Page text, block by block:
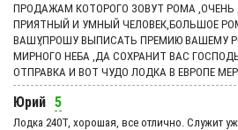
ПРОДАЖАМ КОТОРОГО ЗОВУТ РОМА
ПРИЯТНЫЙ И УМНЫЙ ЧЕЛОВЕК,БОЛЬШОЕ
ВАШУ,ПРОШУ ВЫПИСАТЬ ПРЕМИЮ ВАШЕМУ
МИРНОГО НЕБА ,ДА СОХРАНИТ ВАС
ОТПРАВКА И ВОТ ЧУДО ЛОДКА В ЕВРОПЕ
Юрий 5
Лодка 240Т, хорошая, все отлично. Служит